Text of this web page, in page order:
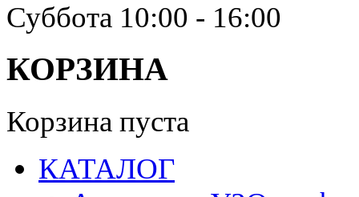
Суббота 10:00 - 16:00
КОРЗИНА
Корзина пуста
КАТАЛОГ